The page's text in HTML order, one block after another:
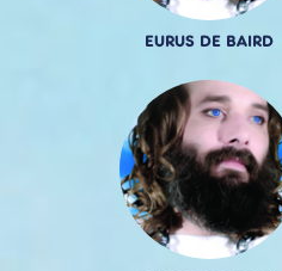
EURUS DE BAIRD